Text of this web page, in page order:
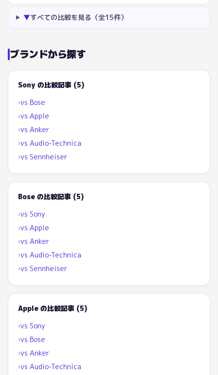
▼すべての比較を見る（全15件）
ブランドから探す
Sony の比較記事 (5)
›vs Bose
›vs Apple
›vs Anker
›vs Audio-Technica
›vs Sennheiser
Bose の比較記事 (5)
›vs Sony
›vs Apple
›vs Anker
›vs Audio-Technica
›vs Sennheiser
Apple の比較記事 (5)
›vs Sony
›vs Bose
›vs Anker
›vs Audio-Technica